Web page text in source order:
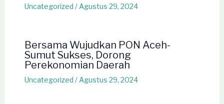
Uncategorized / Agustus 29, 2024
Bersama Wujudkan PON Aceh-
Sumut Sukses, Dorong
Perekonomian Daerah
Uncategorized / Agustus 29, 2024